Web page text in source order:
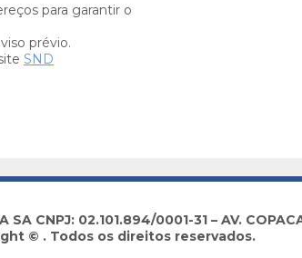
para garantir o
prévio.
SND
SA CNPJ: 02.101.894/0001-31 – AV.
© . Todos os direitos reservados.